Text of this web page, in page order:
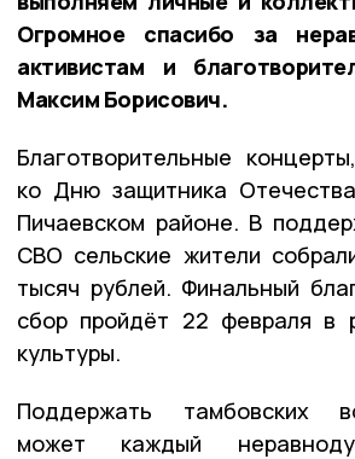
Огромное спасибо за
активистам и
Максим Борисович.
Благотворительные
ко Дню защитника
Пичаевском районе. В
СВО сельские жители
тысяч рублей. Финальный
сбор пройдёт 22 февраля в
культуры.
Поддержать тамбовских
может каждый